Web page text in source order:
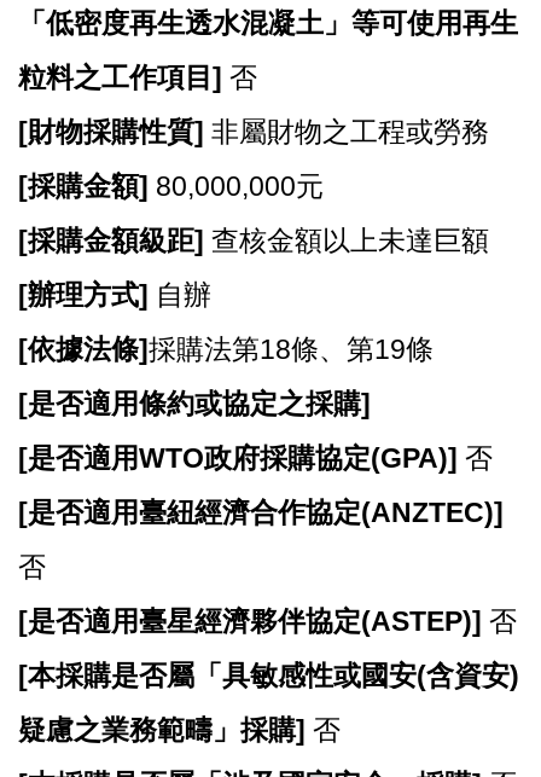
市
府
E
n
g
l
s
私
權
政
策
政
府
網
站
資
料
開
放
宣
「低密度再生透水混凝土」等可使用再生
粒料之工作項目] 否
[財物採購性質] 非屬財物之工程或勞務
[採購金額] 80,000,000元
[採購金額級距] 查核金額以上未達巨額
[辦理方式] 自辦
[依據法條]採購法第18條、第19條
[是否適用條約或協定之採購]
[是否適用WTO政府採購協定(GPA)] 否
[是否適用臺紐經濟合作協定(ANZTEC)]
否
[是否適用臺星經濟夥伴協定(ASTEP)] 否
[本採購是否屬「具敏感性或國安(含資安)
疑慮之業務範疇」採購] 否